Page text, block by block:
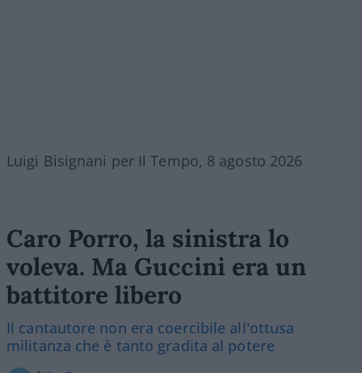
Luigi Bisignani per Il Tempo, 8 agosto 2026
Caro Porro, la sinistra lo
voleva. Ma Guccini era un
battitore libero
Il cantautore non era coercibile all'ottusa
militanza che è tanto gradita al potere